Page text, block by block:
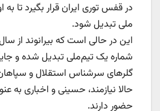
در قفس توری ایران قرار بگیرد تا
ملی تبدیل شود.
شماره یک تیم‌ملی تبدیل شده و
گلرهای سرشناس استقلال و
حالا نیازمند، حسینی و اخباری به
حضور دارند.